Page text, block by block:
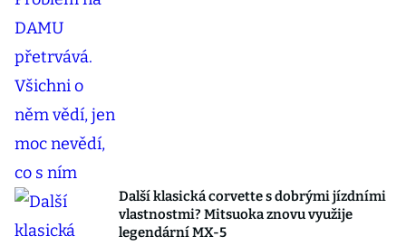
Další klasická corvette s dobrými jízdními
vlastnostmi? Mitsuoka znovu využije
legendární MX-5